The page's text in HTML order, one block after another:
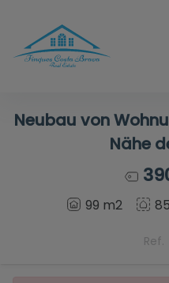
Neubau von
Nähe
99 m2
Ref.